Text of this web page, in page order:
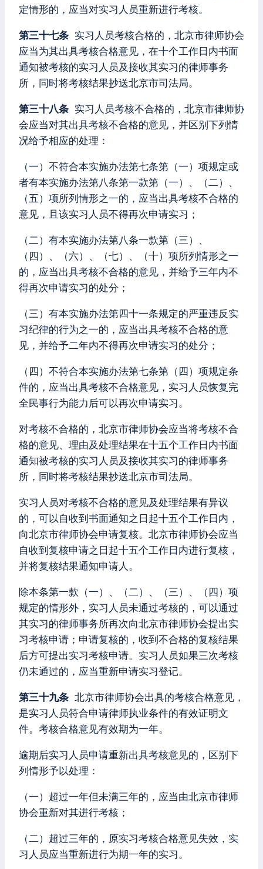
定情形的，应当对实习人员重新进行考核。
第三十七条 实习人员考核合格的，北京市律师协会
应当为其出具考核合格意见，在十个工作日内书面
通知被考核的实习人员及接收其实习的律师事务
所，同时将考核结果抄送北京市司法局。
第三十八条 实习人员考核不合格的，北京市律师协
会应当对其出具考核不合格的意见，并区别下列情
况给予相应的处理：
（一）不符合本实施办法第七条第（一）项规定或
者有本实施办法第八条第一款第（一）、（二）、
（五）项所列情形之一的，应当出具考核不合格的
意见，且该实习人员不得再次申请实习；
（二）有本实施办法第八条一款第（三）、
（四）、（六）、（七）、（十）项所列情形之一
的，应当出具考核不合格的意见，并给予三年内不
得再次申请实习的处分；
（三）有本实施办法第四十一条规定的严重违反实
习纪律的行为之一的，应当出具考核不合格的意
见，并给予二年内不得再次申请实习的处分；
（四）不符合本实施办法第七条第（四）项规定条
件的，应当出具考核不合格意见，实习人员恢复完
全民事行为能力后可以再次申请实习。
对考核不合格的，北京市律师协会应当将考核不合
格的意见、理由及处理结果在十五个工作日内书面
通知被考核的实习人员及接收其实习的律师事务
所，同时将考核结果抄送北京市司法局。
实习人员对考核不合格的意见及处理结果有异议
的，可以自收到书面通知之日起十五个工作日内，
向北京市律师协会申请复核。北京市律师协会应当
自收到复核申请之日起十五个工作日内进行复核，
并将复核结果通知申请人。
除本条第一款（一）、（二）、（三）、（四）项
规定的情形外，实习人员未通过考核的，可以通过
其实习的律师事务所再次向北京市律师协会提出实
习考核申请；申请复核的，收到不合格的复核结果
后方可提出实习考核申请。实习人员如果三次考核
仍未通过的，应当重新申请实习登记。
第三十九条 北京市律师协会出具的考核合格意见，
是实习人员符合申请律师执业条件的有效证明文
件。考核合格意见有效期为一年。
逾期后实习人员申请重新出具考核意见的，区别下
列情形予以处理：
（一）超过一年但未满三年的，应当由北京市律师
协会重新对其进行考核；
（二）超过三年的，原实习考核合格意见失效，实
习人员应当重新进行为期一年的实习。